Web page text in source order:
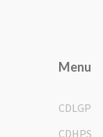
Menu
CDLGP
CDHPS